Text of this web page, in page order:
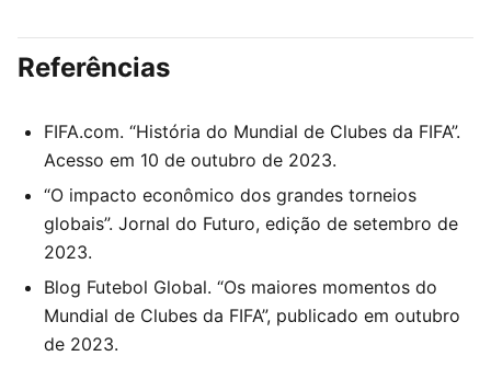
Referências
FIFA.com. “História do Mundial de Clubes da FIFA”.
Acesso em 10 de outubro de 2023.
“O impacto econômico dos grandes torneios
globais”. Jornal do Futuro, edição de setembro de
2023.
Blog Futebol Global. “Os maiores momentos do
Mundial de Clubes da FIFA”, publicado em outubro
de 2023.